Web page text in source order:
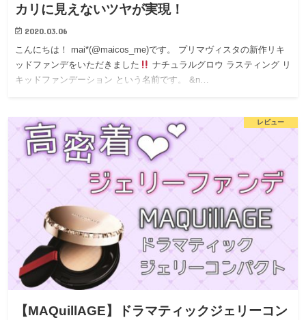
カリに見えないツヤが実現！
2020.03.06
こんにちは！ mai*(@maicos_me)です。 プリマヴィスタの新作リキ
ッドファンデをいただきました
ナチュラルグロウ ラスティング リ
キッドファンデーション という名前です。 &n…
レビュー
【MAQuillAGE】ドラマティックジェリーコン